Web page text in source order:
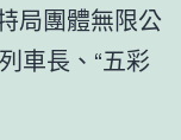
局團體無限公
車長、“五彩